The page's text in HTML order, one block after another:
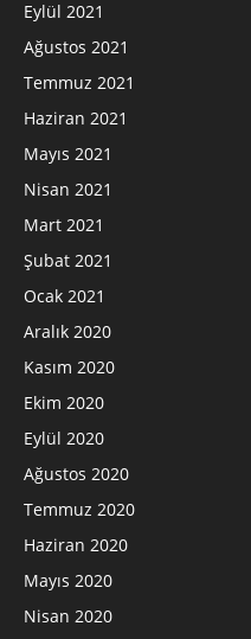
Eylül 2021
Ağustos 2021
Temmuz 2021
Haziran 2021
Mayıs 2021
Nisan 2021
Mart 2021
Şubat 2021
Ocak 2021
Aralık 2020
Kasım 2020
Ekim 2020
Eylül 2020
Ağustos 2020
Temmuz 2020
Haziran 2020
Mayıs 2020
Nisan 2020